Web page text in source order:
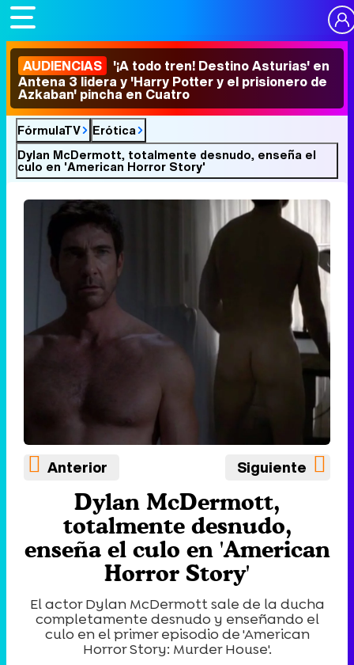
AUDIENCIAS '¡A todo tren! Destino Asturias' en
Antena 3 lidera y 'Harry Potter y el prisionero de
Azkaban' pincha en Cuatro
FórmulaTV
Erótica
Dylan McDermott, totalmente desnudo, enseña el
culo en 'American Horror Story'
Anterior Siguiente
Dylan McDermott,
totalmente desnudo,
enseña el culo en 'American
Horror Story'
El actor Dylan McDermott sale de la ducha
completamente desnudo y enseñando el
culo en el primer episodio de 'American
Horror Story: Murder House'.